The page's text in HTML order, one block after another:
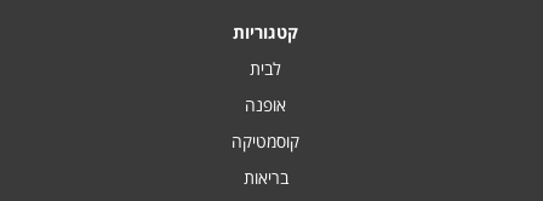
קטגוריות
לבית
אופנה
קוסמטיקה
בריאות